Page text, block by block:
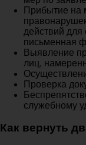
Прибытие на
действий для
письменная
Выявление
лиц,
Проверка
служебному
Как вернуть